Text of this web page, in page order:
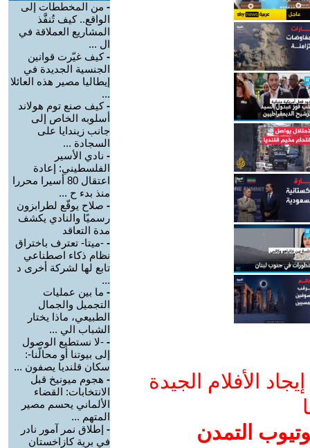
الأفلام الجيدة
التمدن
- من المخططات إلى
الواقع.. كيف تُنفَّذ
المشاريع العملاقة في
ال ...
-كيف غيّرت قوانين
الجنسية الجديدة في
إيطاليا مصير هذه العائلا
...
-كيف صنع توم هولاند
أسلوبه الخاص إلى
جانب زيندايا على
السجادة ...
- نادي الأسير
الفلسطيني: إعادة
اعتقال 80 أسيرا محررا
منذ بدء ح ...
- صلاح يوقّع لطرابزون
رسميًا والنادي يكشف
مدة التعاقد
- -ميتا- تعترف باختراق
نظام ذكاء اصطناعي
تابع لها لشركة أخرى د
...
- ما بين عمليات
التجميل والجمال
الطبيعي، ماذا يختار
الشباب الي ...
- -لا نستطيع الوصول
إلى بيوتنا أو محالّنا-:
سكان قلنديا يصفون ...
- هجوم ميونيخ قبل
الانتخابات: القضاء
الألماني يحسم مصير
المتهم ...
- إطلاق نمر آمور نادر
في برية كازاخستان